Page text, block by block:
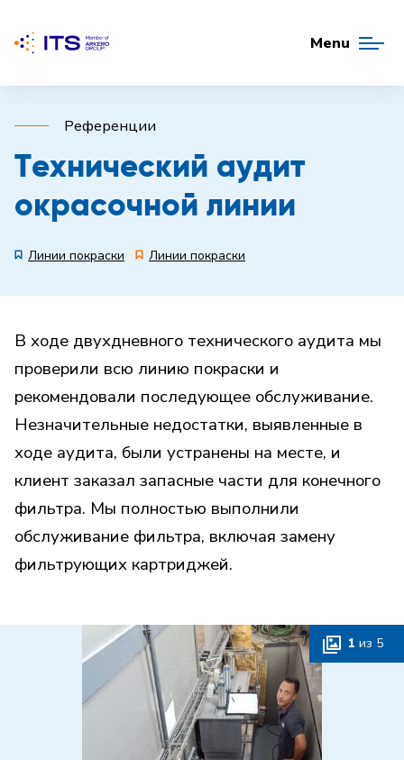
Menu
Референции
Tехнический аудит
окрасочной линии
Линии покраски Линии покраски
В ходе двухдневного технического аудита мы
проверили всю линию покраски и
рекомендовали последующее обслуживание.
Незначительные недостатки, выявленные в
ходе аудита, были устранены на месте, и
клиент заказал запасные части для конечного
фильтра. Мы полностью выполнили
обслуживание фильтра, включая замену
фильтрующих картриджей.
1 из 5